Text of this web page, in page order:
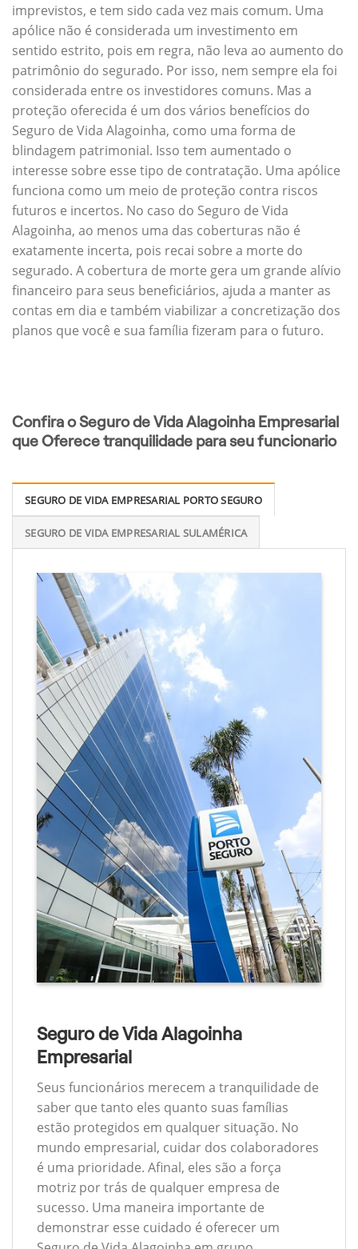
imprevistos, e tem sido cada vez mais comum. Uma
apólice não é considerada um investimento em
sentido estrito, pois em regra, não leva ao aumento do
patrimônio do segurado. Por isso, nem sempre ela foi
considerada entre os investidores comuns. Mas a
proteção oferecida é um dos vários benefícios do
Seguro de Vida Alagoinha, como uma forma de
blindagem patrimonial. Isso tem aumentado o
interesse sobre esse tipo de contratação. Uma apólice
funciona como um meio de proteção contra riscos
futuros e incertos. No caso do Seguro de Vida
Alagoinha, ao menos uma das coberturas não é
exatamente incerta, pois recai sobre a morte do
segurado. A cobertura de morte gera um grande alívio
financeiro para seus beneficiários, ajuda a manter as
contas em dia e também viabilizar a concretização dos
planos que você e sua família fizeram para o futuro.
Confira o Seguro de Vida Alagoinha Empresarial
que Oferece tranquilidade para seu funcionario
SEGURO DE VIDA EMPRESARIAL PORTO SEGURO
SEGURO DE VIDA EMPRESARIAL SULAMÉRICA
Seguro de Vida Alagoinha
Empresarial
Seus funcionários merecem a tranquilidade de
saber que tanto eles quanto suas famílias
estão protegidos em qualquer situação. No
mundo empresarial, cuidar dos colaboradores
é uma prioridade. Afinal, eles são a força
motriz por trás de qualquer empresa de
sucesso. Uma maneira importante de
demonstrar esse cuidado é oferecer um